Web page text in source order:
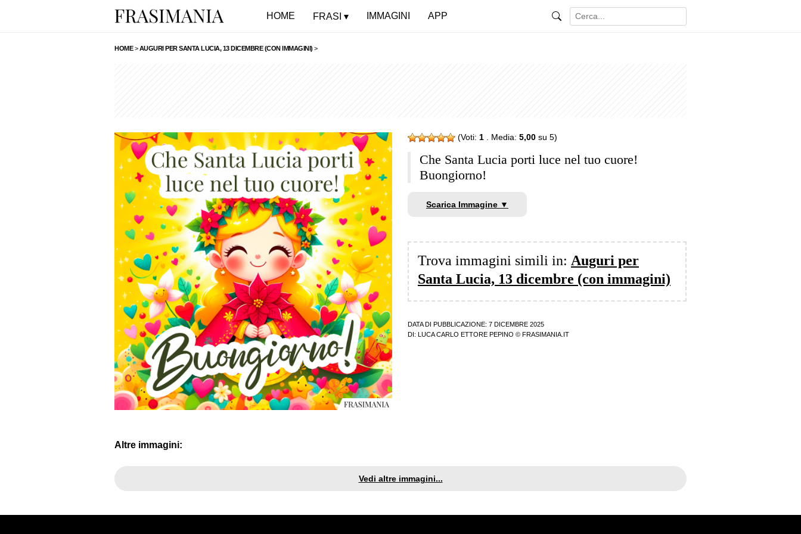
HOME FRASI IMMAGINI APP
HOME>AUGURI PER SANTA LUCIA, 13 DICEMBRE (CON IMMAGINI) >
(Voti: 1 . Media: 5,00 su 5)
Che Santa Lucia porti luce nel tuo cuore!
Buongiorno!
Scarica Immagine ▼
Trova immagini simili in: Auguri per
Santa Lucia, 13 dicembre (con immagini)
DATA DI PUBBLICAZIONE: 7 DICEMBRE 2025
DI:
LUCA CARLO ETTORE PEPINO © FRASIMANIA.IT
Altre immagini:
Vedi altre immagini...